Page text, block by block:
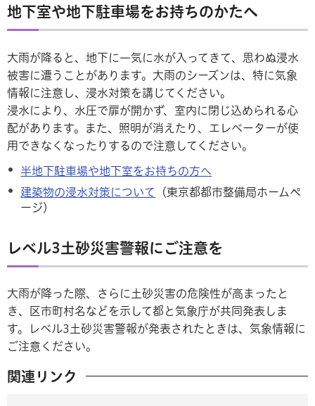
地下室や地下駐車場をお持ちのかたへ
大雨が降ると、地下に一気に水が入ってきて、思わぬ浸水
被害に遭うことがあります。大雨のシーズンは、特に気象
情報に注意し、浸水対策を講じてください。
浸水により、水圧で扉が開かず、室内に閉じ込められる心
配があります。また、照明が消えたり、エレベーターが使
用できなくなったりするので注意してください。
半地下駐車場や地下室をお持ちの方へ
建築物の浸水対策について
（東京都都市整備局ホームペ
ージ）
レベル3土砂災害警報にご注意を
大雨が降った際、さらに土砂災害の危険性が高まったと
き、区市町村名などを示して都と気象庁が共同発表しま
す。レベル3土砂災害警報が発表されたときは、気象情報に
ご注意ください。
関連リンク